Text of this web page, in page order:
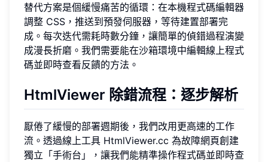
替代方案是個緩慢痛苦的循環：在本機程式碼編輯器
調整 CSS，推送到預發伺服器，等待建置部署完
成。每次迭代需耗時數分鐘，讓簡單的偵錯過程演變
成漫長折磨。我們需要能在沙箱環境中編輯線上程式
碼並即時查看反饋的方法。
HtmlViewer 除錯流程：逐步解析
厭倦了緩慢的部署週期後，我們改用更高速的工作
流。透過線上工具 HtmlViewer.cc 為故障網頁創建
獨立「手術台」，讓我們能精準操作程式碼並即時查